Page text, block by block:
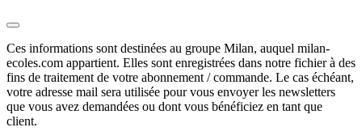
Ces informations sont destinées au groupe Milan, auquel milan-
ecoles.com appartient. Elles sont enregistrées dans notre fichier à des
fins de traitement de votre abonnement / commande. Le cas échéant,
votre adresse mail sera utilisée pour vous envoyer les newsletters
que vous avez demandées ou dont vous bénéficiez en tant que
client.